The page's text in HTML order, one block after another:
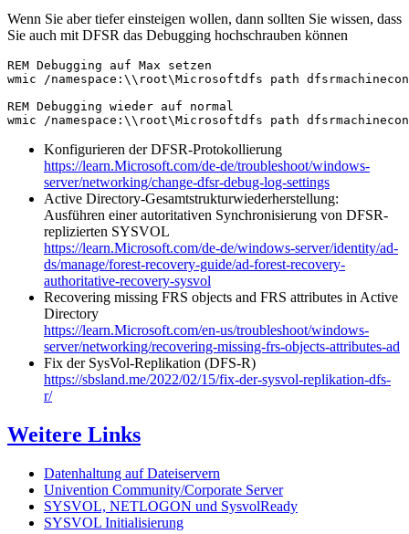
Wenn Sie aber tiefer einsteigen wollen, dann sollten Sie wissen, dass
Sie auch mit DFSR das Debugging hochschrauben können
REM Debugging auf Max setzen
wmic /namespace:\\root\Microsoftdfs path
REM Debugging wieder auf normal
wmic /namespace:\\root\Microsoftdfs path
Konfigurieren der DFSR-Protokollierung
https://learn.Microsoft.com/de-de/troubleshoot/windows-
server/networking/change-dfsr-debug-log-settings
Active Directory-Gesamtstrukturwiederherstellung:
Ausführen einer autoritativen Synchronisierung von DFSR-
replizierten SYSVOL
https://learn.Microsoft.com/de-de/windows-server/identity/ad-
ds/manage/forest-recovery-guide/ad-forest-recovery-
authoritative-recovery-sysvol
Recovering missing FRS objects and FRS attributes in Active
Directory
https://learn.Microsoft.com/en-us/troubleshoot/windows-
server/networking/recovering-missing-frs-objects-attributes-ad
Fix der SysVol-Replikation (DFS-R)
https://sbsland.me/2022/02/15/fix-der-sysvol-replikation-dfs-
r/
Weitere Links
Datenhaltung auf Dateiservern
Univention Community/Corporate Server
SYSVOL, NETLOGON und SysvolReady
SYSVOL Initialisierung